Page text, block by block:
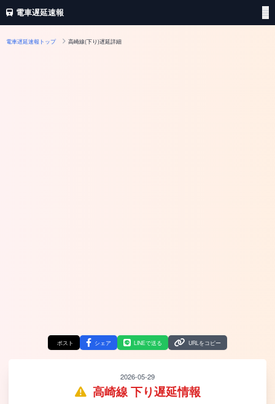
電車遅延速報
電車遅延速報トップ 高崎線(下り)遅延詳細
ポスト シェア LINEで送る URLをコピー
2026-05-29
高崎線 下り遅延情報